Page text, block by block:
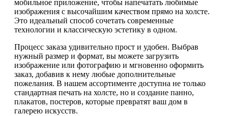
мобильное приложение, чтобы напечатать любимые
изображения с высочайшим качеством прямо на холсте.
Это идеальный способ сочетать современные
технологии и классическую эстетику в одном.
Процесс заказа удивительно прост и удобен. Выбрав
нужный размер и формат, вы можете загрузить
изображение или фотографию и мгновенно оформить
заказ, добавив к нему любые дополнительные
пожелания. В нашем ассортименте доступна не только
стандартная печать на холсте, но и создание панно,
плакатов, постеров, которые превратят ваш дом в
галерею искусств.